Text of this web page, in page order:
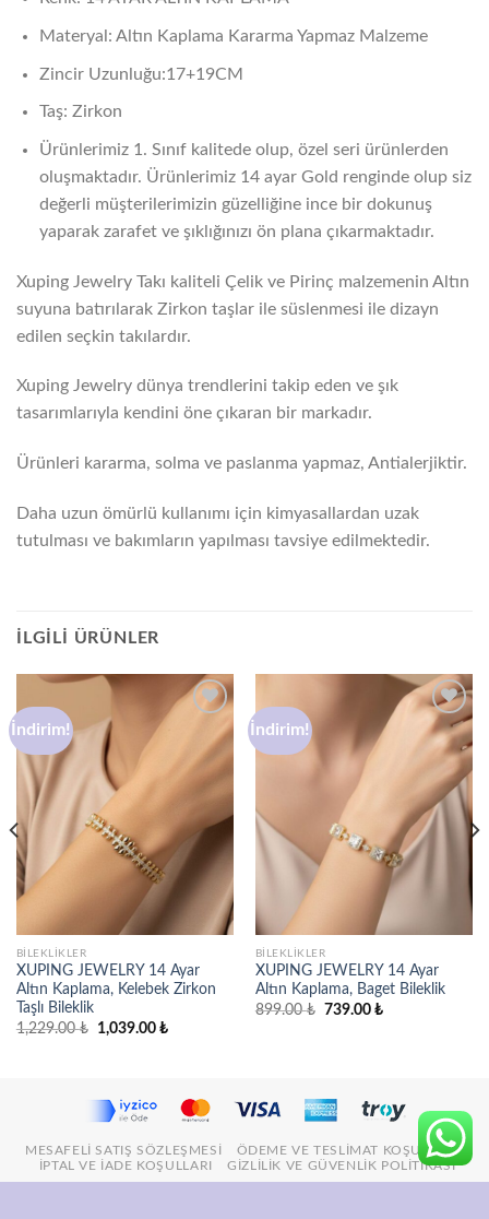
Materyal: Altın Kaplama Kararma Yapmaz Malzeme
Zincir Uzunluğu:17+19CM
Taş: Zirkon
Ürünlerimiz 1. Sınıf kalitede olup, özel seri ürünlerden
oluşmaktadır. Ürünlerimiz 14 ayar Gold renginde olup siz
değerli müşterilerimizin güzelliğine ince bir dokunuş
yaparak zarafet ve şıklığınızı ön plana çıkarmaktadır.
Xuping Jewelry Takı kaliteli Çelik ve Pirinç malzemenin Altın
suyuna batırılarak Zirkon taşlar ile süslenmesi ile dizayn
edilen seçkin takılardır.
Xuping Jewelry dünya trendlerini takip eden ve şık
tasarımlarıyla kendini öne çıkaran bir markadır.
Ürünleri kararma, solma ve paslanma yapmaz, Antialerjiktir.
Daha uzun ömürlü kullanımı için kimyasallardan uzak
tutulması ve bakımların yapılması tavsiye edilmektedir.
İLGILI ÜRÜNLER
İndirim!
Favorilere
BILEKLIKLER
XUPING JEWELRY 14 Ayar
Altın Kaplama, Kelebek Zirkon
Taşlı Bileklik
1,229.00₺
Orijinal
1,039.00 ₺Şu
İndirim!
ekle
BILEKLIKLER
XUPING JEWELRY 14 Ayar
Altın Kaplama, Baget Bileklik
899.00₺ Orijinal
739.00 ₺Şu
MESAFELI SATIŞ SÖZLEŞMESI
ÖDEME VE TESLIMAT KOŞULLARI
İPTAL VE İADE KOŞULLARI
GIZLILIK VE GÜVENLIK POLITIKASI